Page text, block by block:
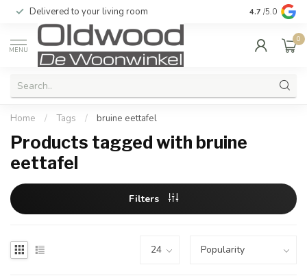
Delivered to your living room Quality &
4.7 /5.0
MENU
0
Home / Tags / bruine eettafel
Products tagged with bruine
eettafel
Filters